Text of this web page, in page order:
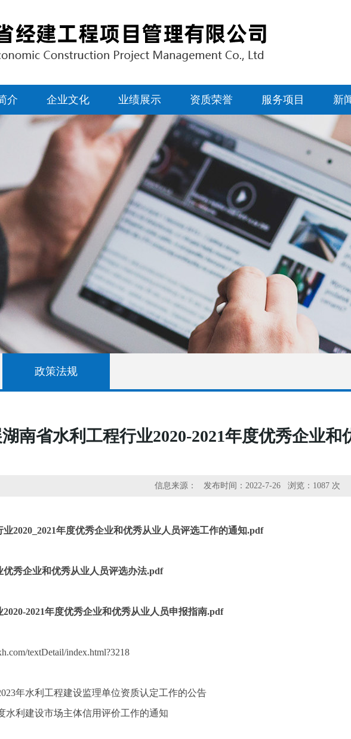
介 企业文化 业绩展示 资质荣誉 服务项目 新
政策法规
南省水利工程行业2020-2021年度优秀企业
信息来源： 发布时间：2022-7-26 浏览： 1087 次
2020_2021年度优秀企业和优秀从业人员评选工作的通知.pdf
优秀企业和优秀从业人员评选办法.pdf
2021年度优秀企业和优秀从业人员申报指南.pdf
textDetail/index.html?3218
年水利工程建设监理单位资质认定工作的公告
水利建设市场主体信用评价工作的通知